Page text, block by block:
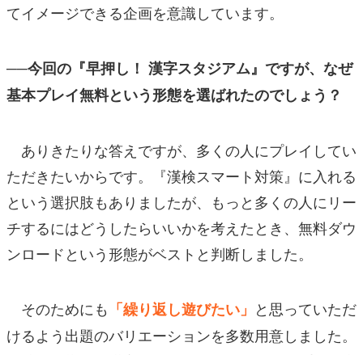
てイメージできる企画を意識しています。
──今回の『早押し！ 漢字スタジアム』ですが、なぜ
基本プレイ無料という形態を選ばれたのでしょう？
ありきたりな答えですが、多くの人にプレイしてい
ただきたいからです。『漢検スマート対策』に入れる
という選択肢もありましたが、もっと多くの人にリー
チするにはどうしたらいいかを考えたとき、無料ダウ
ンロードという形態がベストと判断しました。
そのためにも 「繰り返し遊びたい」 と思っていただ
けるよう出題のバリエーションを多数用意しました。